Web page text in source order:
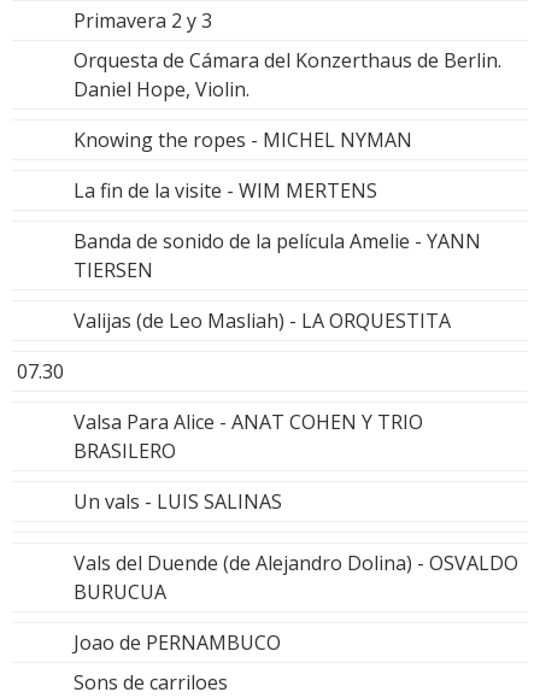
Primavera 2 y 3
Orquesta de Cámara del Konzerthaus de Berlin.
Daniel Hope, Violin.
Knowing the ropes - MICHEL NYMAN
La fin de la visite - WIM MERTENS
Banda de sonido de la película Amelie - YANN
TIERSEN
Valijas (de Leo Masliah) - LA ORQUESTITA
07.30
Valsa Para Alice - ANAT COHEN Y TRIO
BRASILERO
Un vals - LUIS SALINAS
Vals del Duende (de Alejandro Dolina) - OSVALDO
BURUCUA
Joao de PERNAMBUCO
Sons de carriloes